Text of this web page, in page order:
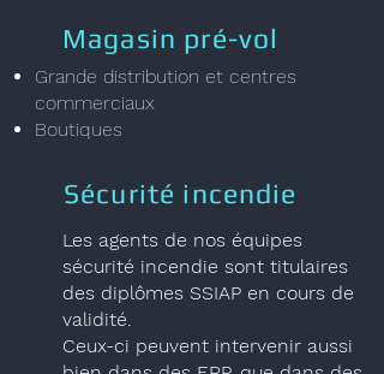
Magasin pré-vol
Grande distribution et centres
commerciaux
Boutiques
Sécurité incendie
Les agents de nos équipes
sécurité incendie sont titulaires
des diplômes SSIAP en cours de
validité.
Ceux-ci peuvent intervenir aussi